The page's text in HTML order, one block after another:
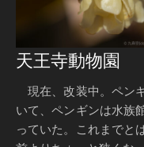
天王寺動物園
現在、改装中。ペン
いて、ペンギンは水族
っていた。これまでと